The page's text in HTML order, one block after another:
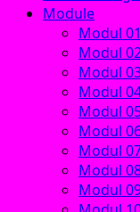
Module
Modul
Modul
Modul
Modul
Modul
Modul
Modul
Modul
Modul